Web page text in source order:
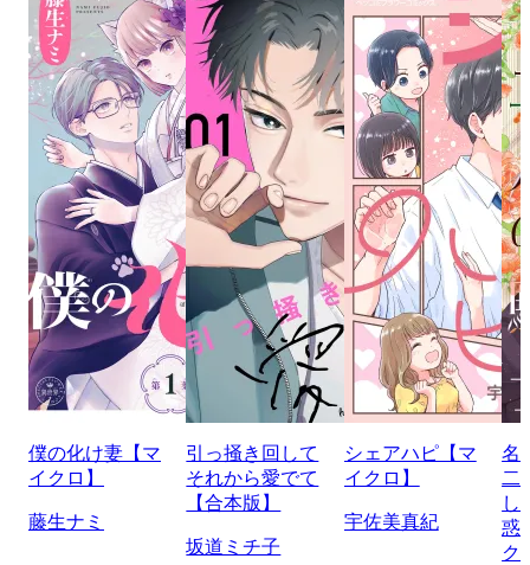
僕の化け妻【マ
イクロ】
藤生ナミ
引っ掻き回して
それから愛でて
【合本版】
坂道ミチ子
シェアハピ【マ
イクロ】
宇佐美真紀
名
二
し
惑
ク